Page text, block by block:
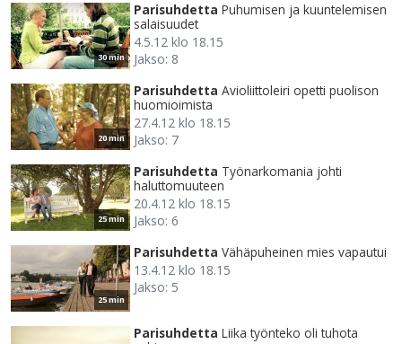
30 min
Parisuhdetta Puhumisen ja kuuntelemisen
salaisuudet
4.5.12 klo 18.15
Jakso: 8
20 min
Parisuhdetta Avioliittoleiri opetti puolison
huomioimista
27.4.12 klo 18.15
Jakso: 7
25 min
Parisuhdetta Työnarkomania johti
haluttomuuteen
20.4.12 klo 18.15
Jakso: 6
25 min
Parisuhdetta Vähäpuheinen mies vapautui
13.4.12 klo 18.15
Jakso: 5
Parisuhdetta Liika työnteko oli tuhota